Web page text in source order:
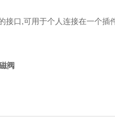
口,可用于个人连接在一个插
阀